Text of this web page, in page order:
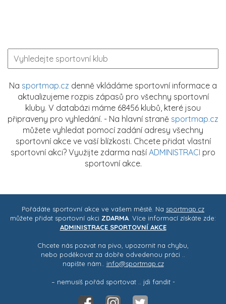
Na sportmap.cz denně vkládáme sportovní informace a
aktualizujeme rozpis zápasů pro všechny sportovní
kluby. V databázi máme 68456 klubů, které jsou
připraveny pro vyhledání. - Na hlavní straně sportmap.cz
můžete vyhledat pomocí zadání adresy všechny
sportovní akce ve vaší blízkosti. Chcete přidat vlastní
sportovní akci? Využijte zdarma naší ADMINISTRACI pro
sportovní akce.
Pořádáte sportovní akce ve vašem městě. Na sportmap.cz
můžete přidat sportovní akci ZDARMA . Více informací získáte zde:
ADMINISTRACE SPORTOVNÍ AKCE
Chcete nás pozvat na pivo, upozornit na chybu,
nebo poděkovat za dobře odvedenou práci ..
napište nám.. info@sportmap.cz
– nemusíš pořád sportovat .. jdi fandit -